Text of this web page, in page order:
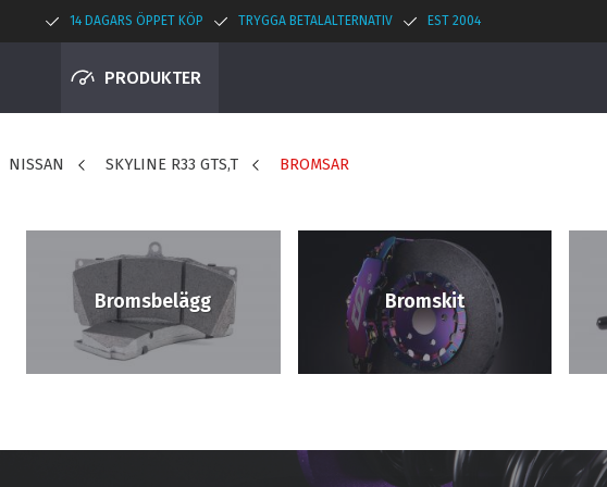
14 DAGARS ÖPPET KÖP TRYGGA BETALALTERNATIV EST 2004
PRODUKTER
NISSAN SKYLINE R33 GTS,T BROMSAR
Bromsbelägg Bromskit